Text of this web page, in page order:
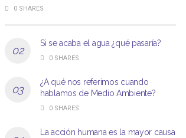
0 SHARES
Si se acaba el agua ¿qué pasaría?
0 SHARES
¿A qué nos referimos cuando
hablamos de Medio Ambiente?
0 SHARES
La acción humana es la mayor causa